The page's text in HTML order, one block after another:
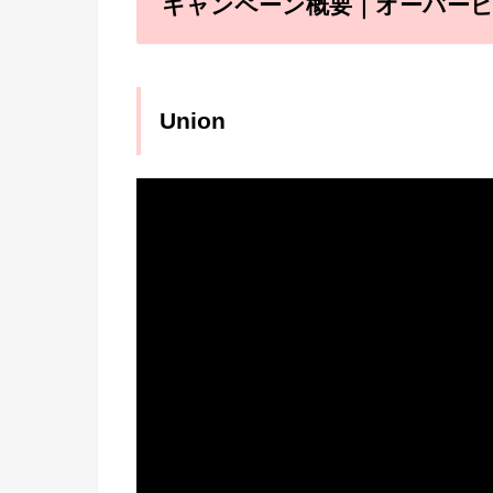
キャンペーン概要｜オーバー
Union